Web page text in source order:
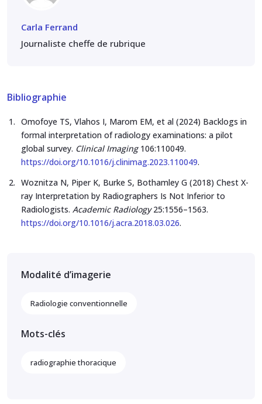
Carla Ferrand
Journaliste cheffe de rubrique
Bibliographie
Omofoye TS, Vlahos I, Marom EM, et al (2024) Backlogs in
formal interpretation of radiology examinations: a pilot
global survey. Clinical Imaging106:110049.
https://doi.org/10.1016/j.clinimag.2023.110049.
Woznitza N, Piper K, Burke S, Bothamley G (2018) Chest X-
ray Interpretation by Radiographers Is Not Inferior to
Radiologists. Academic Radiology25:1556–1563.
https://doi.org/10.1016/j.acra.2018.03.026.
Modalité d’imagerie
Radiologie conventionnelle
Mots-clés
radiographie thoracique